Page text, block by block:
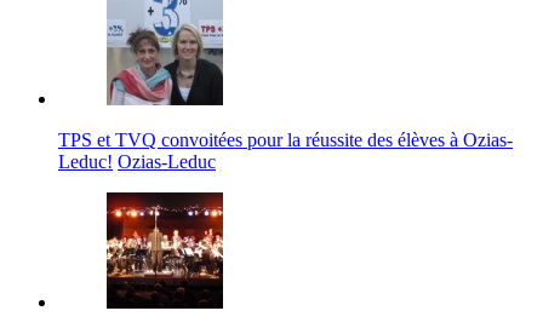
TPS et TVQ convoitées pour la réussite des élèves à Ozias-
Leduc! Ozias-Leduc